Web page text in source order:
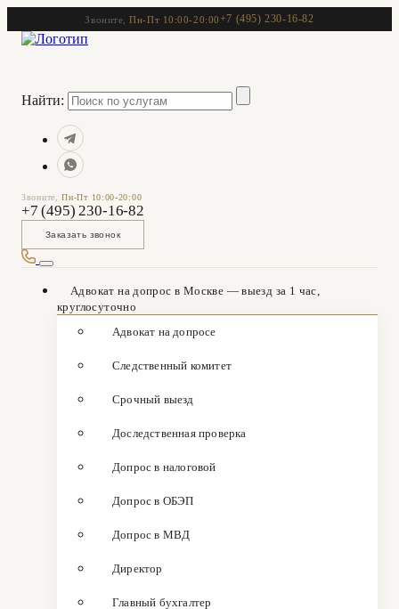
Звоните,Пн-Пт 10:00-20:00+7 (495) 230-16-82
Найти:
Звоните,Пн-Пт 10:00-20:00
+7 (495) 230-16-82
Заказать звонок
Адвокат на допрос в Москве — выезд за 1 час,
круглосуточно
Адвокат на допросе
Следственный комитет
Срочный выезд
Доследственная проверка
Допрос в налоговой
Допрос в ОБЭП
Допрос в МВД
Директор
Главный бухгалтер